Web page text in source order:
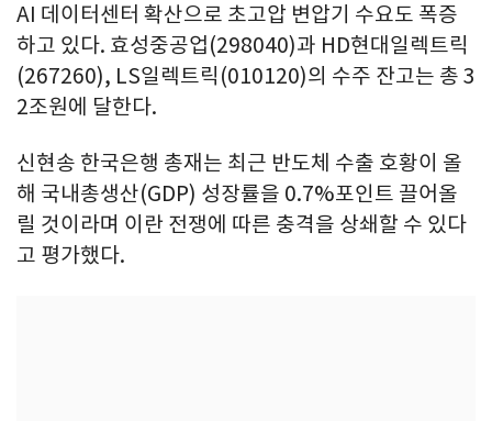
AI 데이터센터 확산으로 초고압 변압기 수요도 폭증
하고 있다. 효성중공업(298040)과 HD현대일렉트릭
(267260), LS일렉트릭(010120)의 수주 잔고는 총 3
2조원에 달한다.
신현송 한국은행 총재는 최근 반도체 수출 호황이 올
해 국내총생산(GDP) 성장률을 0.7%포인트 끌어올
릴 것이라며 이란 전쟁에 따른 충격을 상쇄할 수 있다
고 평가했다.